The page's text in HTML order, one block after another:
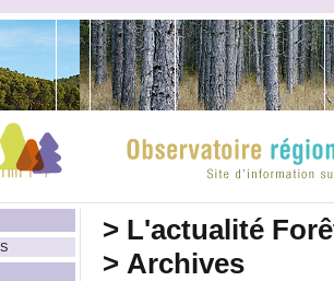
> L'actualité
> Archives